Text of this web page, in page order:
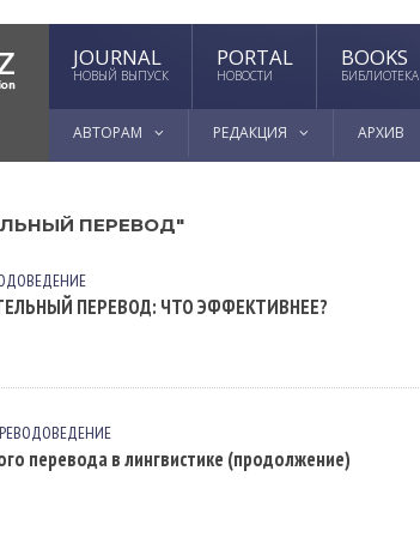
JOURNAL
НОВЫЙ ВЫПУСК
PORTAL
НОВОСТИ
BOOKS
БИБЛИОТЕКА
АВТОРАМ РЕДАКЦИЯ АРХИВ
ПЕРЕВОД"
ПЕРЕВОД: ЧТО ЭФФЕКТИВНЕЕ?
перевода в лингвистике (продолжение)